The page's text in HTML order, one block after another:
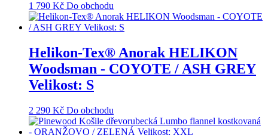
1 790 Kč Do obchodu
Helikon-Tex® Anorak HELIKON
Woodsman - COYOTE / ASH GREY
Velikost: S
2 290 Kč Do obchodu